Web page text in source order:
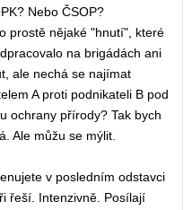
Nebo ČSOP?
prostě nějaké "hnutí", které
na brigádách ani
ale nechá se najímat
A proti podnikateli B pod
ochrany přírody? Tak bych
Ale můžu se mýlit.
v posledním odstavci
řeší. Intenzivně. Posílají